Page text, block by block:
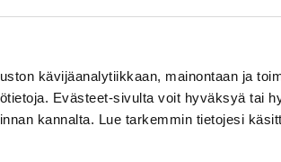
kävijäanalytiikkaan, mainontaan ja
Evästeet-sivulta voit hyväksyä tai
kannalta. Lue tarkemmin tietojesi
muuttunut